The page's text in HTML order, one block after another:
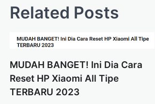
Related Posts
MUDAH BANGET! Ini Dia Cаrа
Rеѕеt HP Xіаоmі All Tipe
TERBARU 2023